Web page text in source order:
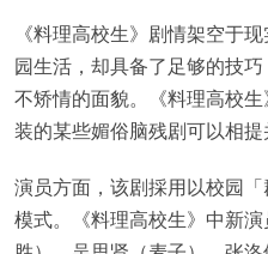
《料理高校生》剧情架空于
园生活，却具备了足够的技
不矫情的面貌。《料理高校
装的某些媚俗脑残剧可以相提
演员方面，该剧採用以校园
模式。《料理高校生》中新